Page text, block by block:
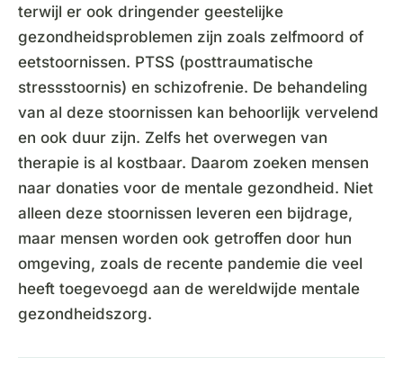
terwijl er ook dringender geestelijke
gezondheidsproblemen zijn zoals zelfmoord of
eetstoornissen. PTSS (posttraumatische
stressstoornis) en schizofrenie. De behandeling
van al deze stoornissen kan behoorlijk vervelend
en ook duur zijn. Zelfs het overwegen van
therapie is al kostbaar. Daarom zoeken mensen
naar donaties voor de mentale gezondheid. Niet
alleen deze stoornissen leveren een bijdrage,
maar mensen worden ook getroffen door hun
omgeving, zoals de recente pandemie die veel
heeft toegevoegd aan de wereldwijde mentale
gezondheidszorg.